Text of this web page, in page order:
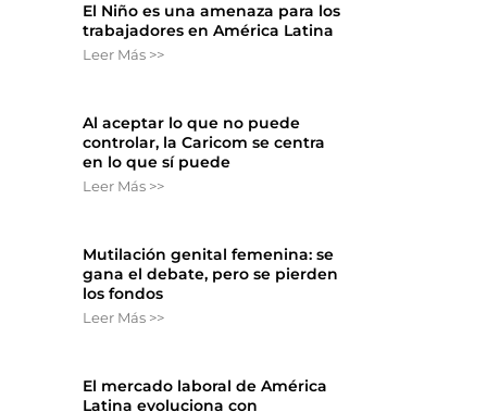
El Niño es una amenaza para los
trabajadores en América Latina
Leer Más >>
Al aceptar lo que no puede
controlar, la Caricom se centra
en lo que sí puede
Leer Más >>
Mutilación genital femenina: se
gana el debate, pero se pierden
los fondos
Leer Más >>
El mercado laboral de América
Latina evoluciona con